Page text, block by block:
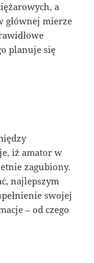
a
głównej mierze
planuje się
iż amator w
zagubiony.
najlepszym
swojej
– od czego